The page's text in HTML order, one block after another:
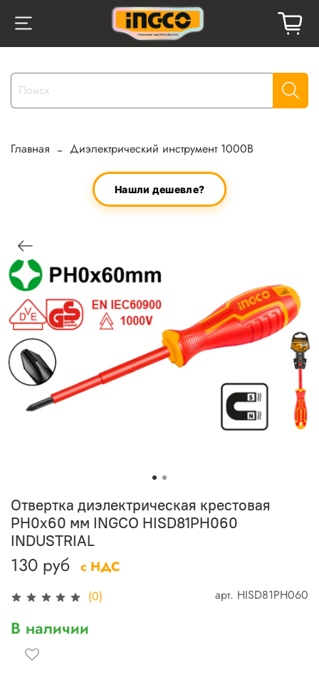
Главная Диэлектрический инструмент 1000В
Нашли дешевле?
(0) арт. HISD81PH060
Отвертка диэлектрическая крестовая
PH0x60 мм INGCO HISD81PH060
INDUSTRIAL
130 руб с НДС
В наличии